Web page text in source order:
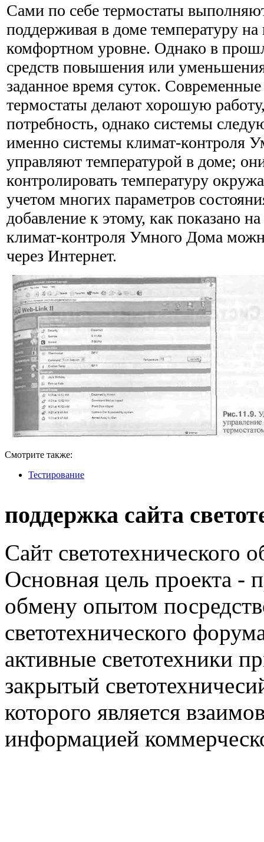
Сами по себе термостаты
поддерживая в доме тем­пературу
комфортном уровне. Однако в
средств повышения или
заданное время суток.
термостаты делают хорошую
потребность, однако системы
именно системы климат-контроля
управляют температурой в доме;
контролировать температуру
учетом многих параметров
добавление к этому, как показано
климат-контроля Умного Дома
через Интернет.
Смотрите также:
Тестирование
поддержка сайта
Сайт светотехнического
Основная цель проекта -
обмену опытом
светотехнического
активные светотехники
закрытый
которого является
информацией